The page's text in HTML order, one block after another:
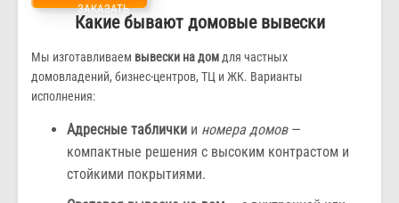
ЗАКАЗАТЬ
Какие бывают домовые вывески
Мы изготавливаем вывески на домдля частных
домовладений, бизнес-центров, ТЦ и ЖК. Варианты
исполнения:
Адресные таблички и номера домов—
компактные решения с высоким контрастом и
стойкими покрытиями.